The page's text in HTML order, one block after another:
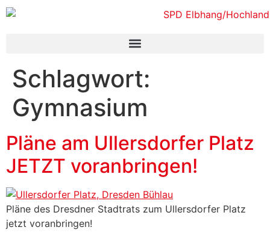
springen
Schlagwort:
Gymnasium
Pläne am Ullersdorfer Platz
JETZT voranbringen!
Pläne des Dresdner Stadtrats zum Ullersdorfer Platz
jetzt voranbringen!